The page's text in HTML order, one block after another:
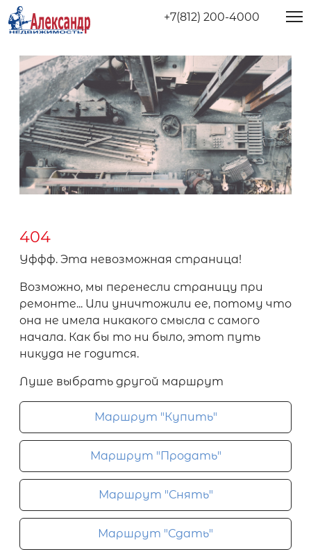
+7(812) 200-4000
404
Уффф. Эта невозможная страница!
Возможно, мы перенесли страницу при
ремонте... Или уничтожили ее, потому что
она не имела никакого смысла с самого
начала. Как бы то ни было, этот путь
никуда не годится.
Луше выбрать другой маршрут
Маршрут "Купить"
Маршрут "Продать"
Маршрут "Снять"
Маршрут "Сдать"